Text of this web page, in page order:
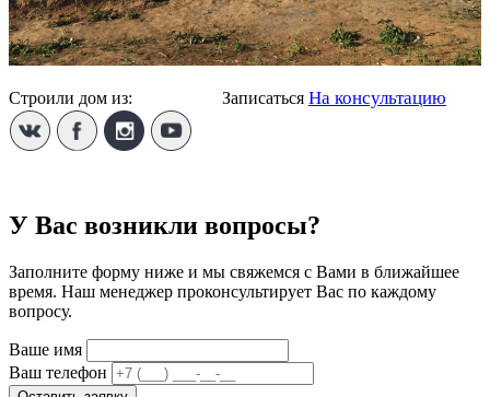
Строили дом из: Записаться На консультацию
У Вас возникли вопросы?
Заполните форму ниже и мы свяжемся с Вами в ближайшее
время. Наш менеджер проконсультирует Вас по каждому
вопросу.
Ваше имя
Ваш телефон